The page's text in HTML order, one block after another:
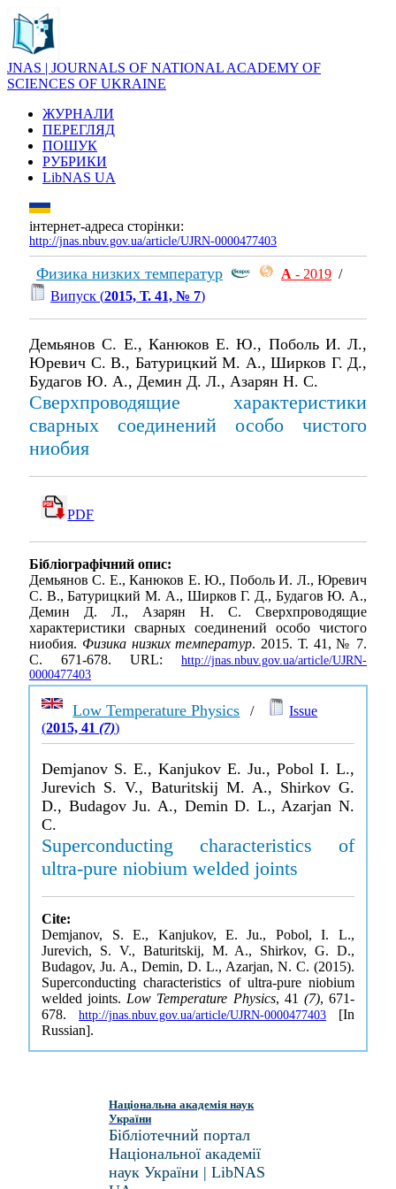
JNAS | JOURNALS OF NATIONAL ACADEMY OF
SCIENCES OF UKRAINE
ЖУРНАЛИ
ПЕРЕГЛЯД
ПОШУК
РУБРИКИ
LibNAS UA
інтернет-адреса сторінки:
http://jnas.nbuv.gov.ua/article/UJRN-0000477403
Физика низких температур А - 2019 /
Випуск (2015, Т. 41, № 7)
Демьянов С. Е., Канюков Е. Ю., Поболь И. Л.,
Юревич С. В., Батурицкий М. А., Ширков Г. Д.,
Будагов Ю. А., Демин Д. Л., Азарян Н. C.
Сверхпроводящие характеристики
сварных соединений особо чистого
ниобия
PDF
Бібліографічний опис:
Демьянов С. Е., Канюков Е. Ю., Поболь И. Л., Юревич
С. В., Батурицкий М. А., Ширков Г. Д., Будагов Ю. А.,
Демин Д. Л., Азарян Н. C. Сверхпроводящие
характеристики сварных соединений особо чистого
ниобия. Физика низких температур. 2015. Т. 41, № 7.
С. 671-678. URL: http://jnas.nbuv.gov.ua/article/UJRN-
0000477403
Low Temperature Physics /
Issue
(2015, 41(7))
Demjanov S. E., Kanjukov E. Ju., Pobol I. L.,
Jurevich S. V., Baturitskij M. A., Shirkov G.
D., Budagov Ju. A., Demin D. L., Azarjan N.
C.
Superconducting characteristics of
ultra-pure niobium welded joints
Cite:
Demjanov, S. E., Kanjukov, E. Ju., Pobol, I. L.,
Jurevich, S. V., Baturitskij, M. A., Shirkov, G. D.,
Budagov, Ju. A., Demin, D. L., Azarjan, N. C. (2015).
Superconducting characteristics of ultra-pure niobium
welded joints. Low Temperature Physics, 41 (7), 671-
678. http://jnas.nbuv.gov.ua/article/UJRN-0000477403 [In
Russian].
Національна академія наук
України
Бібліотечний портал
Національної академії
наук України | LibNAS